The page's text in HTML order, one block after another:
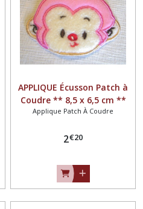
APPLIQUE Écusson Patch à
Coudre ** 8,5 x 6,5 cm **
TÊTE SINGE ROSE
Applique Patch À Coudre
2€20